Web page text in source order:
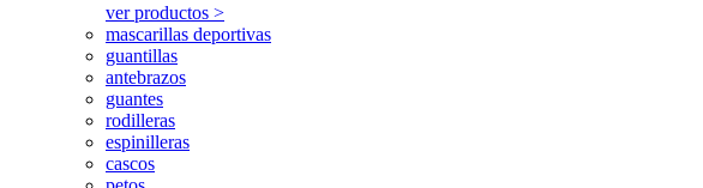
ver productos >
mascarillas deportivas
guantillas
antebrazos
guantes
rodilleras
espinilleras
cascos